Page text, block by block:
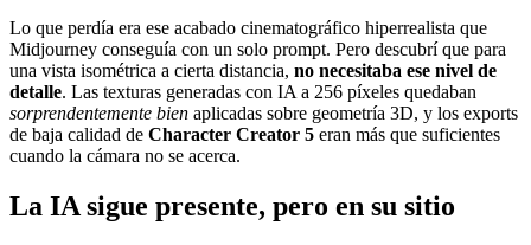
Lo que perdía era ese acabado cinematográfico hiperrealista que
Midjourney conseguía con un solo prompt. Pero descubrí que para
una vista isométrica a cierta distancia, no necesitaba ese nivel de
detalle. Las texturas generadas con IA a 256 píxeles quedaban
sorprendentemente bien aplicadas sobre geometría 3D, y los exports
de baja calidad de Character Creator 5 eran más que suficientes
cuando la cámara no se acerca.
La IA sigue presente, pero en su sitio